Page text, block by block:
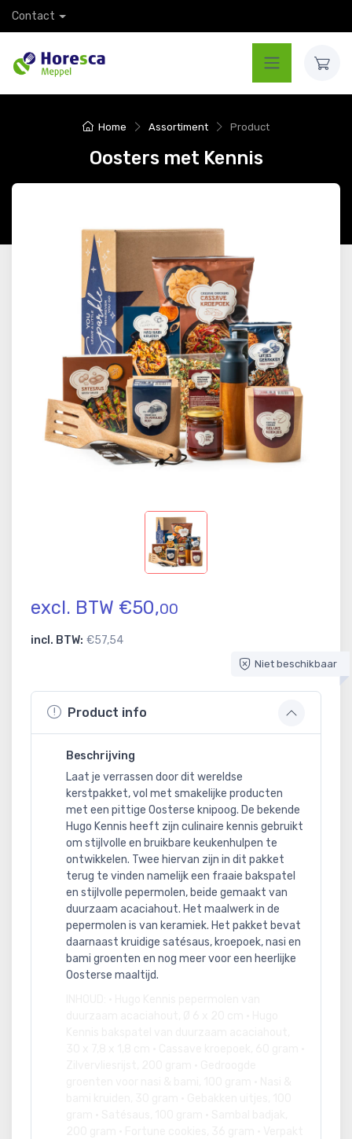
Contact
Home Assortiment Product
Oosters met Kennis
excl. BTW €50,00
incl. BTW: €57,54
Niet beschikbaar
Product info
Beschrijving
Laat je verrassen door dit wereldse
kerstpakket, vol met smakelijke producten
met een pittige Oosterse knipoog. De bekende
Hugo Kennis heeft zijn culinaire kennis gebruikt
om stijlvolle en bruikbare keukenhulpen te
ontwikkelen. Twee hiervan zijn in dit pakket
terug te vinden namelijk een fraaie bakspatel
en stijlvolle pepermolen, beide gemaakt van
duurzaam acaciahout. Het maalwerk in de
pepermolen is van keramiek. Het pakket bevat
daarnaast kruidige satésaus, kroepoek, nasi en
bami groenten en nog meer voor een heerlijke
Oosterse maaltijd.